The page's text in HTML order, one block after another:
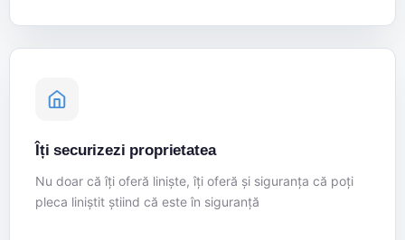
Îți securizezi proprietatea
Nu doar că îți oferă liniște, îți oferă și siguranța că poți
pleca liniștit știind că este în siguranță